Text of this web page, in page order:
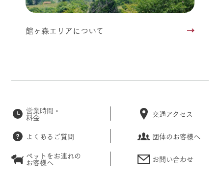
館ヶ森エリアについて
営業時間・
料金 交通アクセス
よくあるご質問
団体のお客様へ
ペットをお連れの
お客様へ お問い合わせ